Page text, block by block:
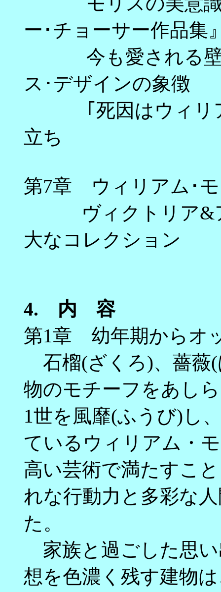
ー･チョーサー作
今も愛される壁
ス･デザインの
｢死因はウィリア
立ち
第7章 ウィリアム･
ヴィクトリア&ア
大なコレクシ
4. 内 容
第1章 幼年期からオ
石榴(ざくろ)、薔薇
物のモチーフをあし
1世を風靡(ふうび)し
ているウィリアム・
高い芸術で満たすこ
れな行動力と多彩な
た。
家族と過ごした思
想を色濃く残す建物